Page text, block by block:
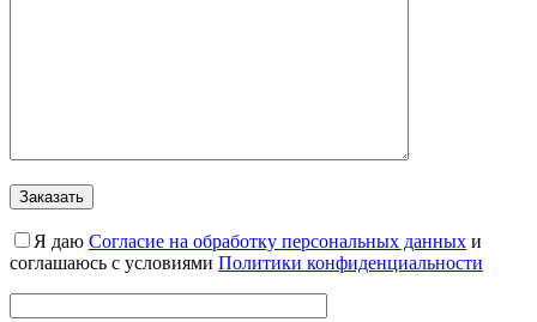
Я даю Cогласие на обработку персональных данных и
соглашаюсь с условиями Политики конфиденциальности